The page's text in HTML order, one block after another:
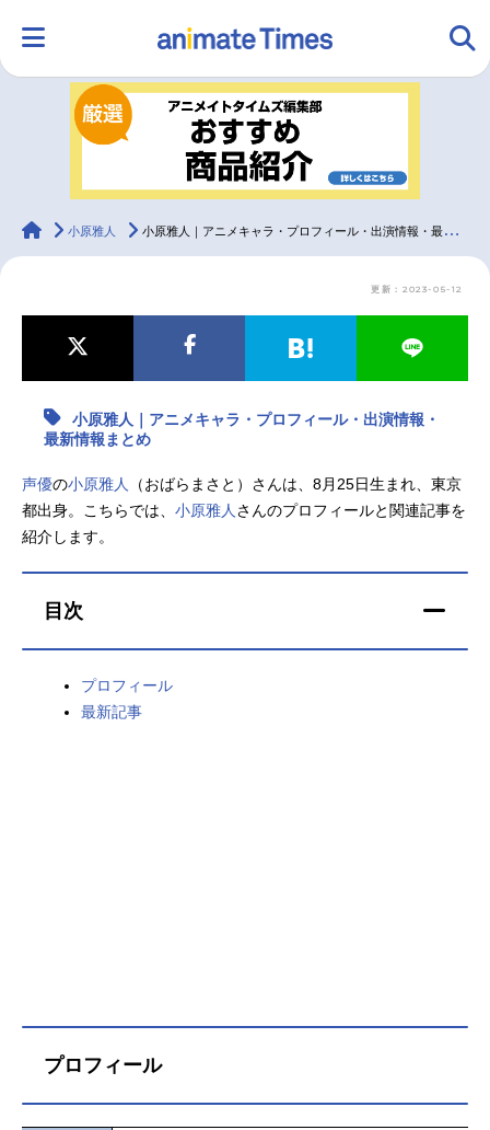
ランキング アニメ
ラジオ グッズ
最新記事一覧
アニメ記事一覧 声優記事一覧
アニメ映画一覧
今期アニメ曜日別一覧
春アニメ
男性声優/女性声優一覧
animateTimes
小原雅人 小原雅人｜アニメキャラ・プロフィール・出演情報・最新情報まとめ
更新：2023-05-12
小原雅人｜アニメキャラ・プロフィール・出演情報・
最新情報まとめ
声優の小原雅人
（おばらまさと）さんは、8月25日生まれ、東京
都出身。こちらでは、 小原雅人 さんのプロフィールと関連記事を
紹介します。
目次
プロフィール
最新記事
プロフィール